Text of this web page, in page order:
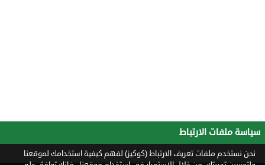
سياسة ملفات الارتباط
نحن نستخدم ملفات تعريف الارتباط (كوكيز) لفهم كيفية استخدامك لموقعنا